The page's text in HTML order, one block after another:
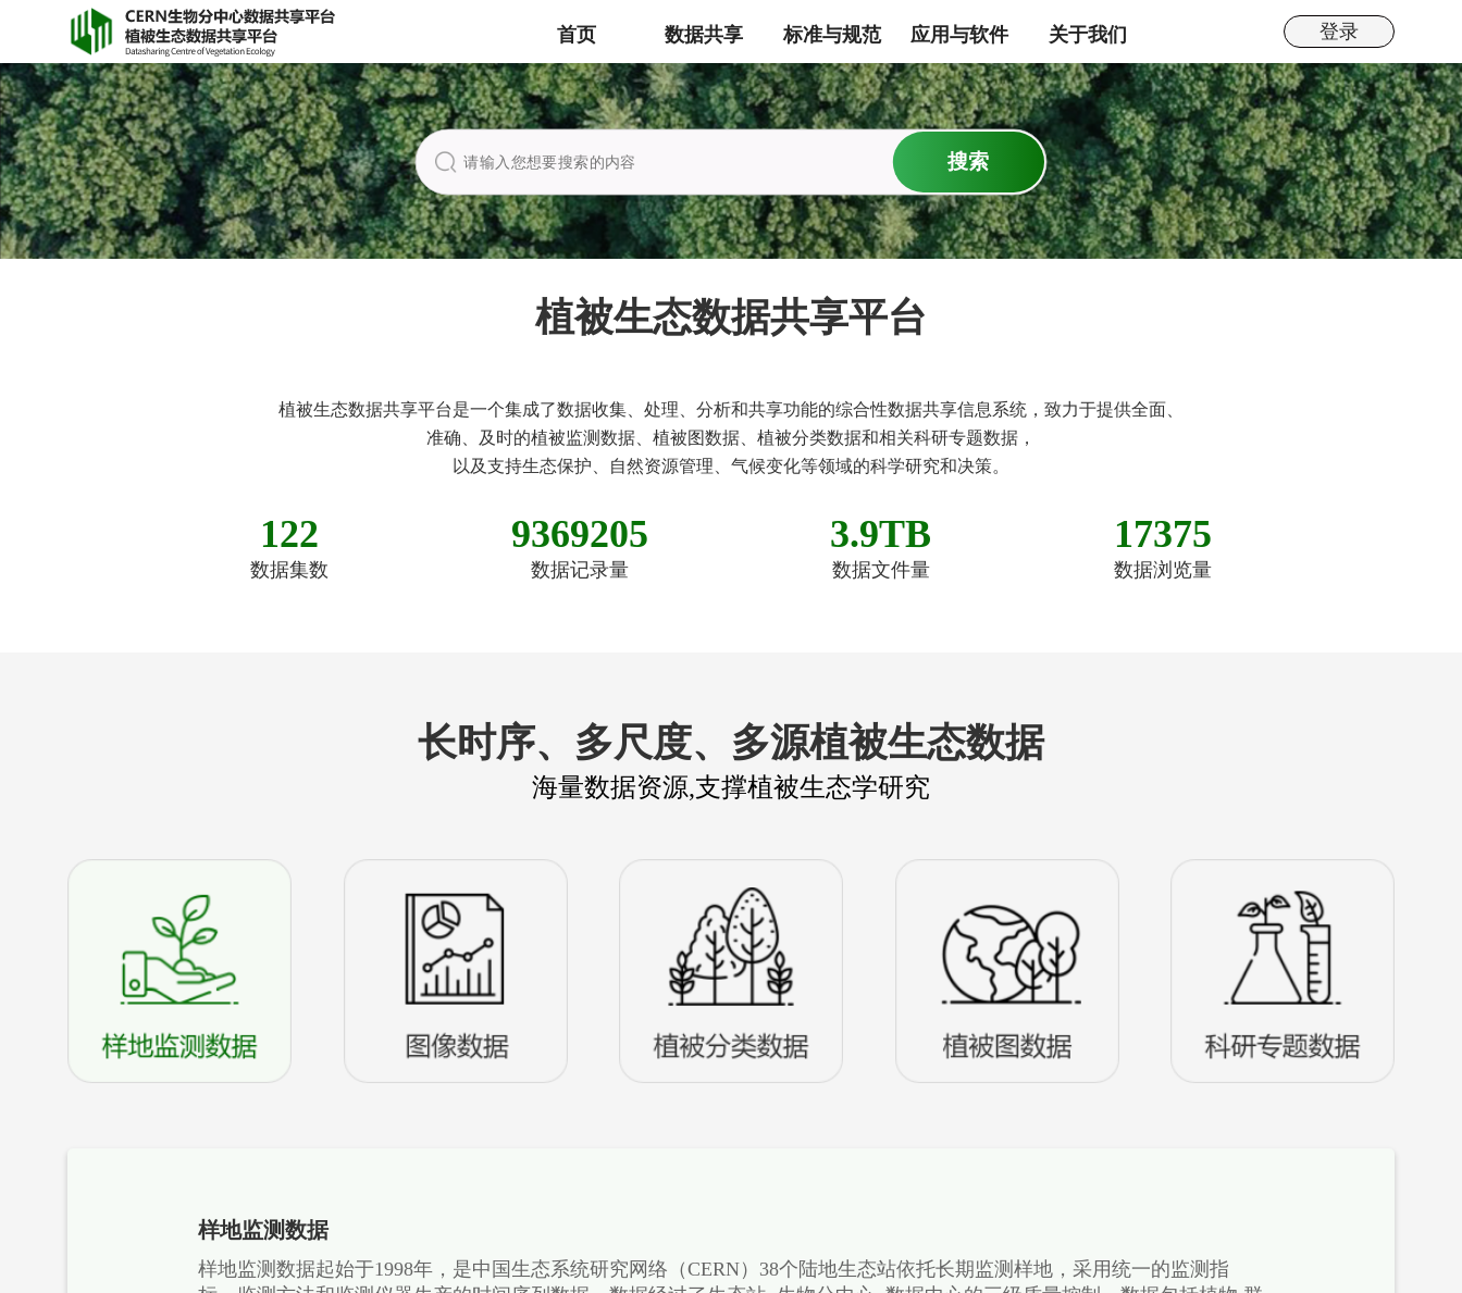
首页 数据共享 标准与规范 应用与软件 关于我们 登录
植被生态数据共享平台
植被生态数据共享平台是一个集成了数据收集、处理、分析和共享功能的综合性数据共享信息系统，致力于提供全面、
准确、及时的植被监测数据、植被图数据、植被分类数据和相关科研专题数据，
以及支持生态保护、自然资源管理、气候变化等领域的科学研究和决策。
122
数据集数
9369205
数据记录量
3.9TB
数据文件量
17375
数据浏览量
长时序、多尺度、多源植被生态数据
海量数据资源,支撑植被生态学研究
样地监测数据
样地监测数据起始于1998年，是中国生态系统研究网络（CERN）38个陆地生态站依托长期监测样地，采用统一的监测指